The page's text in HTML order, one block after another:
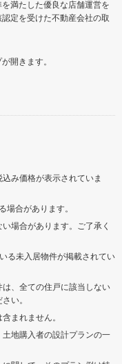
満たした優良な店舗運営を
定を受けた不動産会社の取
開きます。
み価格が表示されていま
合があります。
場合があります。ご了承く
る未入居物件が掲載されてい
は、全ての住戸に該当しない
い。
まれません。
土地購入者の設計プランの一